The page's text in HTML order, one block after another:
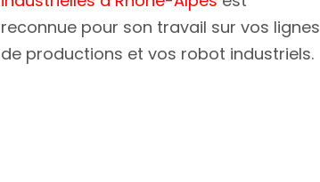
reconnue pour son travail sur vos lignes
de productions et vos robot industriels.